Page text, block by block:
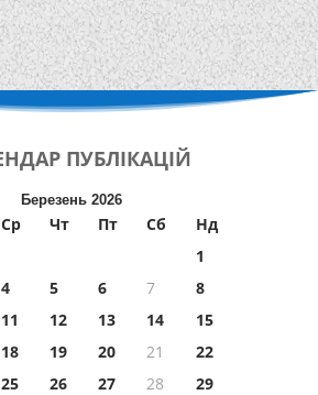
ПУБЛІКАЦІЙ
Березень 2026
Ср Чт Пт Сб
Нд
1
4 5 6 7
8
11 12 13 14
15
18 19 20 21
22
25 26 27 28
29